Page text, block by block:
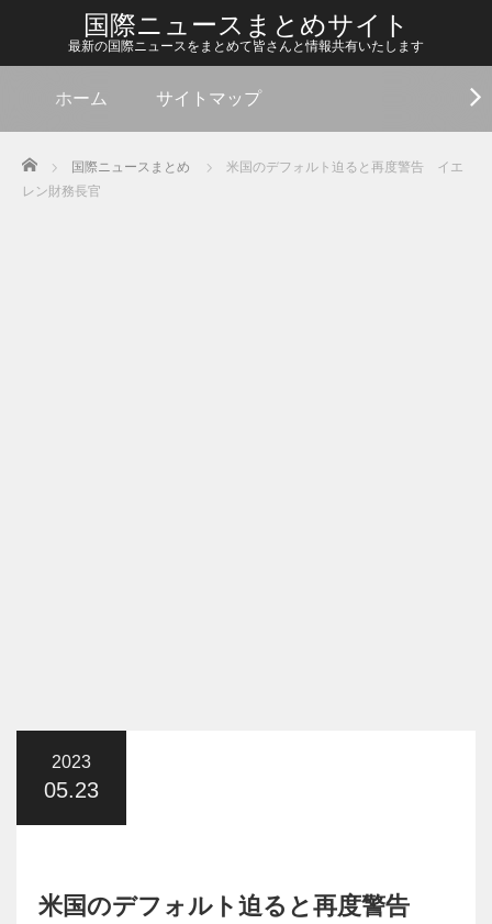
国際ニュースまとめサイト
最新の国際ニュースをまとめて皆さんと情報共有いたします
ホーム サイトマップ
Home 国際ニュースまとめ
米国のデフォルト迫ると再度警告 イエ
レン財務長官
2023
05.23
米国のデフォルト迫ると再度警告